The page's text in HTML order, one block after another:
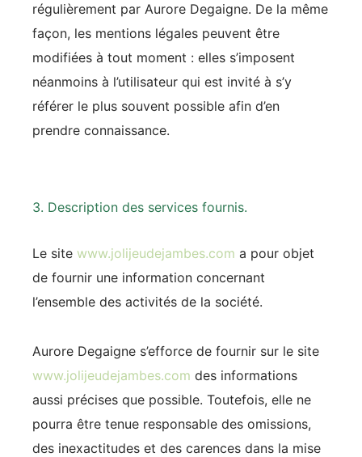
régulièrement par Aurore Degaigne. De la même
façon, les mentions légales peuvent être
modifiées à tout moment : elles s’imposent
néanmoins à l’utilisateur qui est invité à s’y
référer le plus souvent possible afin d’en
prendre connaissance.
3. Description des services fournis.
Le site www.jolijeudejambes.com a pour objet
de fournir une information concernant
l’ensemble des activités de la société.
Aurore Degaigne s’efforce de fournir sur le site
www.jolijeudejambes.com des informations
aussi précises que possible. Toutefois, elle ne
pourra être tenue responsable des omissions,
des inexactitudes et des carences dans la mise